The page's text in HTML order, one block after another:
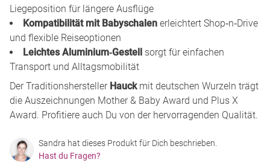
Liegeposition für längere Ausflüge
Kompatibilität mit Babyschalen erleichtert Shop‑n‑Drive
und flexible Reiseoptionen
Leichtes Aluminium‑Gestell sorgt für einfachen
Transport und Alltagsmobilität
Der Traditionshersteller Hauckmit deutschen Wurzeln trägt
die Auszeichnungen Mother & Baby Award und Plus X
Award. Profitiere auch Du von der hervorragenden Qualität.
Sandra hat dieses Produkt für Dich beschrieben.
Hast du Fragen?